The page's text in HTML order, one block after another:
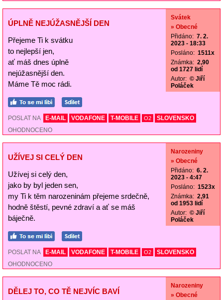
ÚPLNĚ NEJÚŽASNĚJŠÍ DEN
Přejeme Ti k svátku
to nejlepší jen,
ať máš dnes úplně
nejúžasnější den.
Máme Tě moc rádi.
Svátek
» Obecné
Přidáno: 7. 2.
2023 - 18:33
Posláno: 1511x
Známka: 2,90
od 1727 lidí
Autor: © Jiří
Poláček
POSLAT NA E-MAIL VODAFONE T-MOBILE O2
SLOVENSKO
OHODNOCENO
UŽÍVEJ SI CELÝ DEN
Užívej si celý den,
jako by byl jeden sen,
my Ti k těm narozeninám přejeme srdečně,
hodně štěstí, pevné zdraví a ať se máš
báječně.
Narozeniny
» Obecné
Přidáno: 6. 2.
2023 - 4:47
Posláno: 1523x
Známka: 2,91
od 1953 lidí
Autor: © Jiří
Poláček
POSLAT NA E-MAIL VODAFONE T-MOBILE O2
SLOVENSKO
OHODNOCENO
DĚLEJ TO, CO TĚ NEJVÍC BAVÍ
Narozeniny
» Obecné